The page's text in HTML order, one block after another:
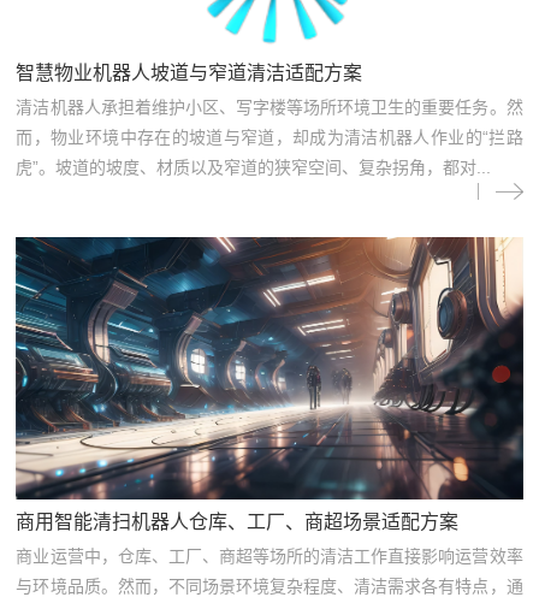
智慧物业机器人坡道与窄道清洁适配方案
清洁机器人承担着维护小区、写字楼等场所环境卫生的重要任务。然
而，物业环境中存在的坡道与窄道，却成为清洁机器人作业的“拦路
虎”。坡道的坡度、材质以及窄道的狭窄空间、复杂拐角，都对...
商用智能清扫机器人仓库、工厂、商超场景适配方案
商业运营中，仓库、工厂、商超等场所的清洁工作直接影响运营效率
与环境品质。然而，不同场景环境复杂程度、清洁需求各有特点，通